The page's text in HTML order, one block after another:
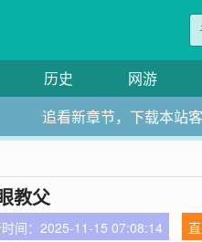
历史 网游
追看新章节，下载本站
教父
间：2025-11-15 07:08:14